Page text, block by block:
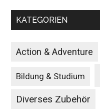
KATEGORIEN
Action & Adventure
Bildung & Studium
Diverses Zubehör